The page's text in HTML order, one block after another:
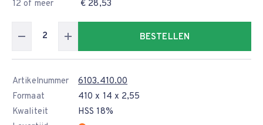
12 of meer
€ 28,53
BESTELLEN
Artikelnummer
6103.410.00
Formaat
410 x 14 x 2,55
Kwaliteit
HSS 18%